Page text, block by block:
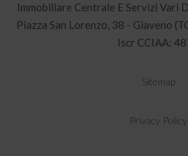
Immobiliare Centrale E Servizi Vari
Piazza San Lorenzo, 38 - Giaveno
Iscr CCIAA:
Sitemap
Privacy Policy